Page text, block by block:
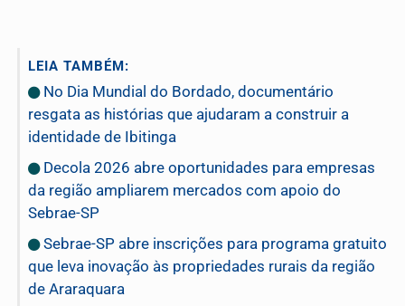
LEIA TAMBÉM:
No Dia Mundial do Bordado, documentário
resgata as histórias que ajudaram a construir a
identidade de Ibitinga
Decola 2026 abre oportunidades para empresas
da região ampliarem mercados com apoio do
Sebrae-SP
Sebrae-SP abre inscrições para programa gratuito
que leva inovação às propriedades rurais da região
de Araraquara